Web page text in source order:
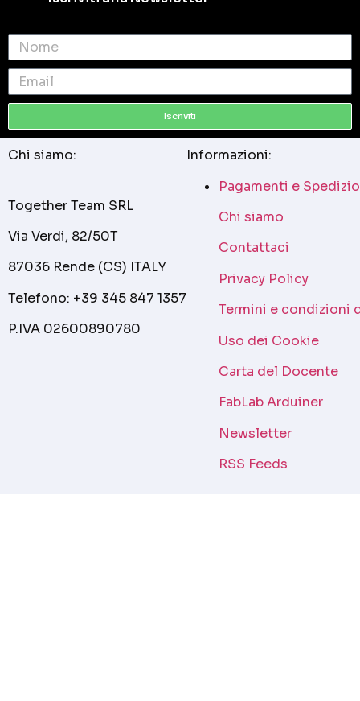
Iscriviti
Chi siamo:
Together Team SRL
Via Verdi, 82/50T
87036 Rende (CS) ITALY
Telefono: +39 345 847 1357
P.IVA 02600890780
Informazioni:
Pagamenti e
Chi siamo
Contattaci
Privacy Policy
Termini e condizioni
Uso dei Cookie
Carta del Docente
FabLab Arduiner
Newsletter
RSS Feeds